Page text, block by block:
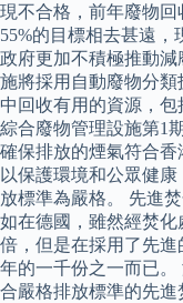
現不合格，前年廢物回
55%的目標相去甚遠
政府更加不積極推動
施將採用自動廢物分
中回收有用的資源，包
綜合廢物管理設施第1
確保排放的煙氣符合
以保護環境和公眾健
放標準為嚴格。 先進
如在德國，雖然經焚化
倍，但是在採用了先
年的一千份之一而已
合嚴格排放標準的先進